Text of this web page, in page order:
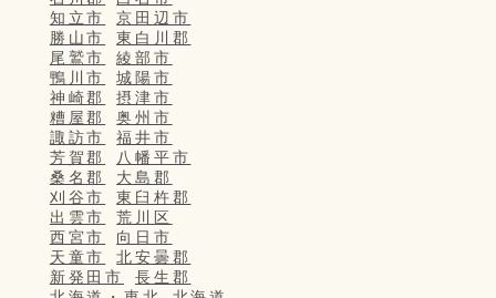
知立市
京田辺市
勝山市
東白川郡
尾鷲市
綾部市
鴨川市
城陽市
神崎郡
摂津市
糟屋郡
奥州市
諏訪市
福井市
芳賀郡
八幡平市
桑名郡
大島郡
刈谷市
東臼杵郡
出雲市
荒川区
西宮市
向日市
天童市
北安曇郡
新発田市
長生郡